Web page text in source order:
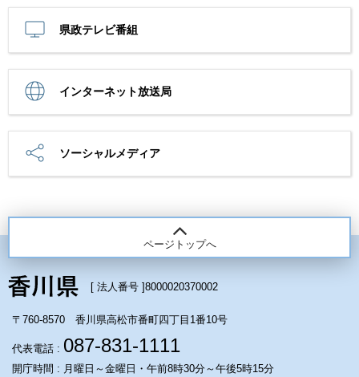
県政テレビ番組
インターネット放送局
ソーシャルメディア
ページトップへ
[ 法人番号 ]8000020370002
〒760-8570 香川県高松市番町四丁目1番10号
代表電話 : 087-831-1111
開庁時間 : 月曜日～金曜日・午前8時30分～午後5時15分